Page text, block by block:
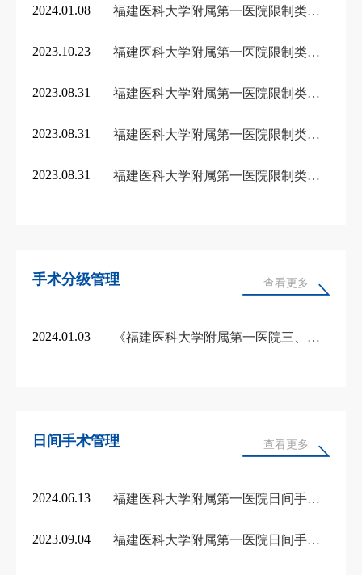
2024.01.08 福建医科大学附属第一医院限制类医疗技术开展情况（2023年度）
2023.10.23 福建医科大学附属第一医院限制类技术备案情况
2023.08.31 福建医科大学附属第一医院限制类医疗技术开展情况（2022年度）
2023.08.31 福建医科大学附属第一医院限制类医疗技术开展情况（2021年度）
2023.08.31 福建医科大学附属第一医院限制类医疗技术开展情况（2020年度）
手术分级管理 查看更多
2024.01.03 《福建医科大学附属第一医院三、四级手术目录》
日间手术管理 查看更多
2024.06.13 福建医科大学附属第一医院日间手术目录（二）
2023.09.04 福建医科大学附属第一医院日间手术目录（一）